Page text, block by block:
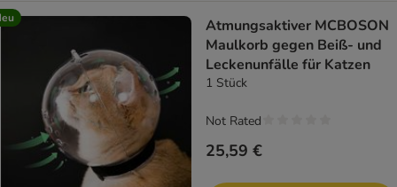
Atmungsaktiver MCBOSON
Maulkorb gegen Beiß- und
Leckenunfälle für Katzen
1 Stück
25,59 €
Not Rated